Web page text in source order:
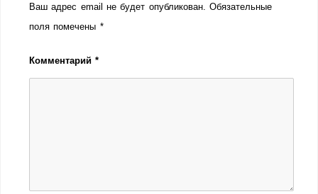
Ваш адрес email не будет опубликован. Обязательные
поля помечены *
Комментарий*